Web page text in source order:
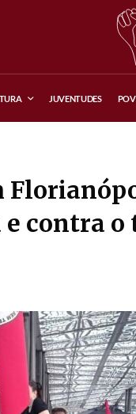
JUVENTUDES
e contra